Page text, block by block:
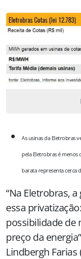
As usinas da Eletrobras
pela Eletrobras é menos
barata representa cerca
“Na Eletrobras,
essa
possibilidade de
preço da
Lindbergh Farias